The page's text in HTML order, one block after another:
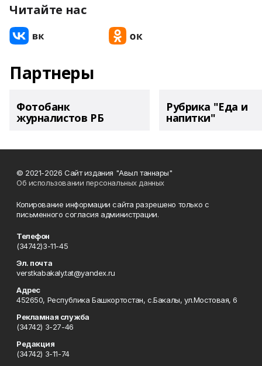
Читайте нас
Партнеры
Фотобанк
журналистов РБ
Рубрика "Еда и
напитки"
© 2021-2026 Сайт издания "Авыл таннары"
Об использовании персональных данных
Копирование информации сайта разрешено только с
письменного согласия администрации.
Телефон
(34742)3-11-45
Эл. почта
verstkabakaly.tat@yandex.ru
Адрес
452650, Республика Башкортостан, с.Бакалы, ул.Мостовая, 6
Рекламная служба
(34742) 3-27-46
Редакция
(34742) 3-11-74